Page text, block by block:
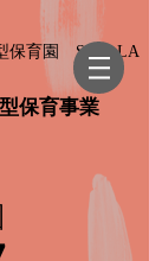
保育園 STELLA
保育事業